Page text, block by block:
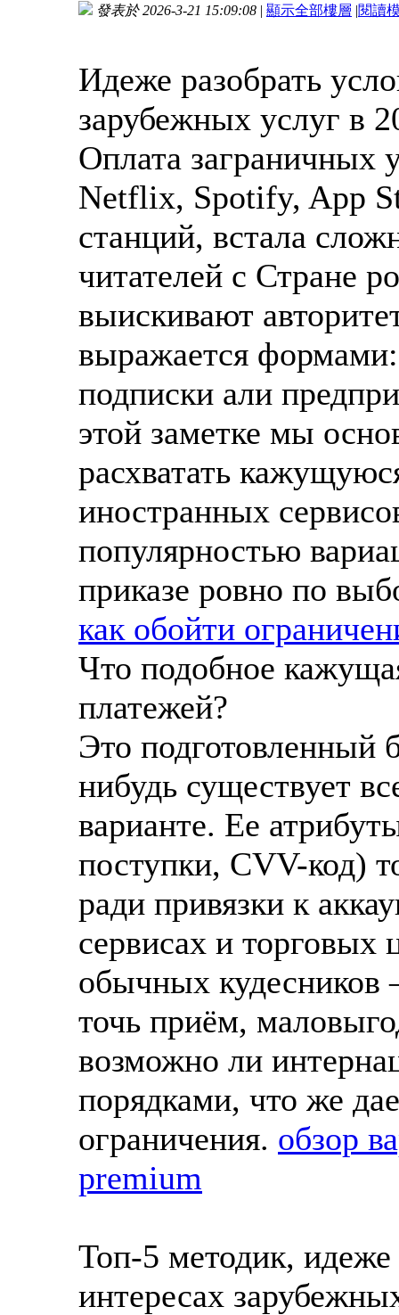
發表於 2026-3-21 15:09:08 | 顯示全部樓層 |閱讀
Идеже разобрать
зарубежных услуг в
Оплата заграничных
Netflix, Spotify, App
станций, встала
читателей с Стране
выискивают
выражается формами:
подписки али
этой заметке мы
расхватать
иностранных
популярностью
приказе ровно по
как обойти
Что подобное
платежей?
Это подготовленный
нибудь существует
варианте. Ее
поступки, CVV-код)
ради привязки к
сервисах и торговых
обычных кудесников
точь приём,
возможно ли
порядками, что же
ограничения. обзор
premium
Топ-5 методик,
интересах